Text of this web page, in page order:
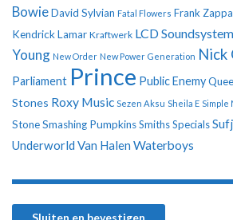
BowieDavid Sylvian Fatal Flowers Frank Zappa
Kendrick Lamar Kraftwerk LCD Soundsystem
Young New Order New Power Generation Nick
Parliament Prince Public Enemy
Stones Roxy Music Sezen Aksu Sheila E Simple
StoneSmashing PumpkinsSmithsSpecials
Underworld Van Halen Waterboys